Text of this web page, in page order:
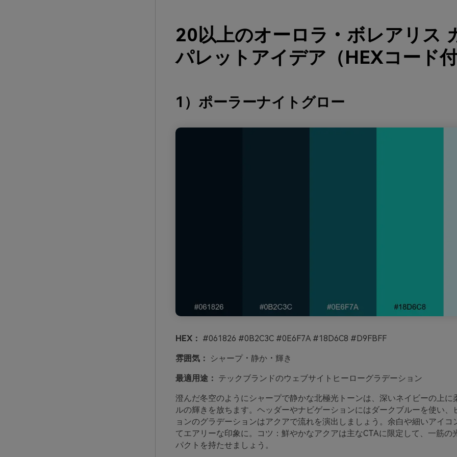
20以上のオーロラ・ボレアリス
パレットアイデア（HEXコード付
1）ポーラーナイトグロー
HEX： #061826 #0B2C3C #0E6F7A #18D6C8 #D9FBFF
雰囲気： シャープ・静か・輝き
最適用途： テックブランドのウェブサイトヒーローグラデーション
澄んだ冬空のようにシャープで静かな北極光トーンは、深いネイビーの上に
ルの輝きを放ちます。ヘッダーやナビゲーションにはダークブルーを使い、
ョンのグラデーションはアクアで流れを演出しましょう。余白や細いアイコ
てエアリーな印象に。コツ：鮮やかなアクアは主なCTAに限定して、一筋の
パクトを持たせましょう。